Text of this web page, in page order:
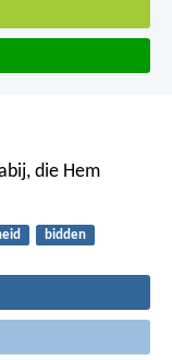
die Hem
bidden